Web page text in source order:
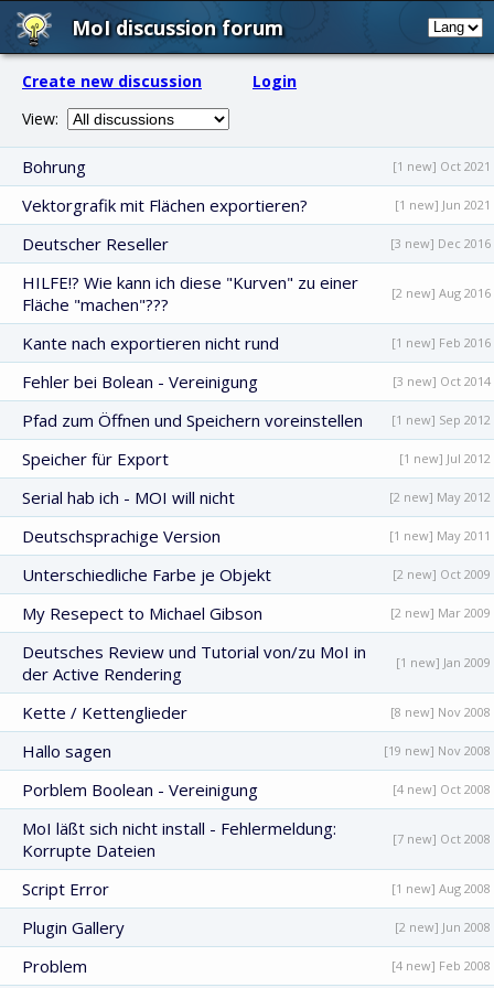
MoI discussion forum
Create new discussion
Login
View:
Bohrung [1 new] Oct 2021
Vektorgrafik mit Flächen exportieren? [1 new] Jun 2021
Deutscher Reseller [3 new] Dec 2016
HILFE!? Wie kann ich diese "Kurven" zu einer
Fläche "machen"???
[2 new] Aug 2016
Kante nach exportieren nicht rund [1 new] Feb 2016
Fehler bei Bolean - Vereinigung [3 new] Oct 2014
Pfad zum Öffnen und Speichern voreinstellen [1 new] Sep 2012
Speicher für Export [1 new] Jul 2012
Serial hab ich - MOI will nicht [2 new] May 2012
Deutschsprachige Version [1 new] May 2011
Unterschiedliche Farbe je Objekt [2 new] Oct 2009
My Resepect to Michael Gibson [2 new] Mar 2009
Deutsches Review und Tutorial von/zu MoI in
der Active Rendering
[1 new] Jan 2009
Kette / Kettenglieder [8 new] Nov 2008
Hallo sagen [19 new] Nov 2008
Porblem Boolean - Vereinigung [4 new] Oct 2008
MoI läßt sich nicht install - Fehlermeldung:
Korrupte Dateien
[7 new] Oct 2008
Script Error [1 new] Aug 2008
Plugin Gallery [2 new] Jun 2008
Problem [4 new] Feb 2008